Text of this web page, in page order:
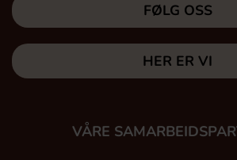
FØLG OSS
HER ER VI
VÅRE